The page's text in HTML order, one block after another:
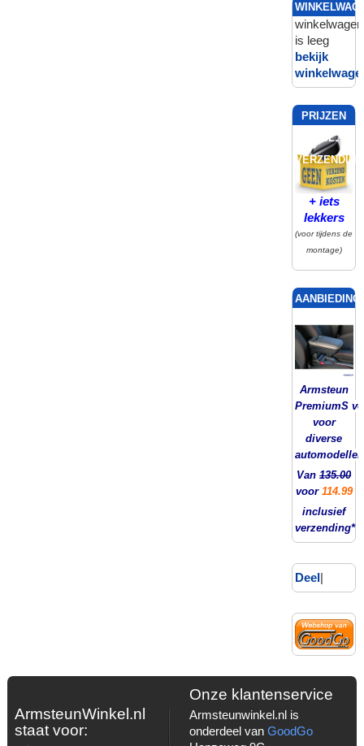
winkelwagen
is leeg
bekijk
PRIJZEN
INCL.
VERZENDING
+ iets
lekkers
(voor tijdens de
montage)
Armsteun
PremiumS
voor
diverse
automodellen
Van135.00
voor 114.99
inclusief
verzending*
Deel|
ArmsteunWinkel.nl
staat voor:
Onze klantenservice
Armsteunwinkel.nl is
onderdeel van GoodGo